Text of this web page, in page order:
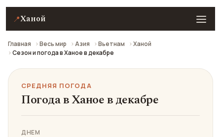
📍Ханой
Главная Весь мир Азия Вьетнам
Ханой
Сезон и погода в Ханое в декабре
СРЕДНЯЯ ПОГОДА
Погода в Ханое в декабре
ДНЕМ